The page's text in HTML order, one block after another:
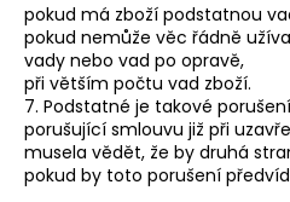
pokud má zboží podstatnou
pokud nemůže věc řádně
vady nebo vad po opravě,
při větším počtu vad zboží.
7. Podstatné je takové
porušující smlouvu již při
musela vědět, že by druhá
pokud by toto porušení